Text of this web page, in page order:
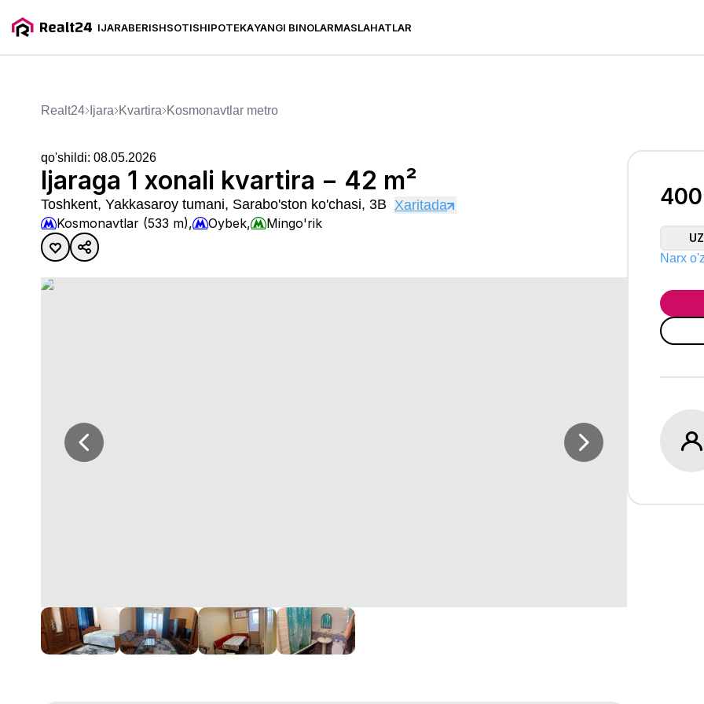
IJARABERISHSOTISHIPOTEKAYANGI BINOLARMASLAHATLAR
Ijaraga 1 xonali kvartira − 42 m²
Realt24 Ijara kvartira Kosmonavtlar metro
qo'shildi: 08.05.2026
Ijaraga 1 xonali kvartira − 42 m²
Toshkent, Yakkasaroy tumani, Sarabo'ston ko'chasi, 3B Xaritada
Kosmonavtlar (533 m),
Oybek, Mingo'rik
Narx